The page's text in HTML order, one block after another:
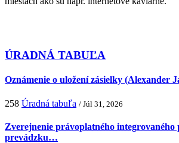
ÚRADNÁ TABUĽA
Oznámenie o uložení zásielky (Alexander
258 Úradná tabuľa / Júl 31, 2026
Zverejnenie právoplatného integrovaného
prevádzku…